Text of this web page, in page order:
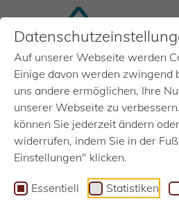
Auf unserer Webseite werden
Einige davon werden zwingend
uns andere ermöglichen, Ihre
unserer Webseite zu
können Sie jederzeit ändern
widerrufen, indem Sie in der
Einstellungen" klicken.
Essentiell Statistiken
WOHNUNGSBAU
Referenzen
WOHNUNGSBAU
Referenzen
WOHNUNGSBAU
Referenzen
WOHNUNGSBAU
Referenzen